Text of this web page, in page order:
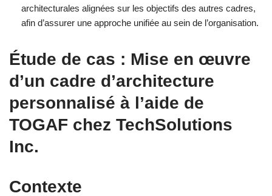
architecturales alignées sur les objectifs des autres cadres,
afin d’assurer une approche unifiée au sein de l’organisation.
Étude de cas : Mise en œuvre
d’un cadre d’architecture
personnalisé à l’aide de
TOGAF chez TechSolutions
Inc.
Contexte